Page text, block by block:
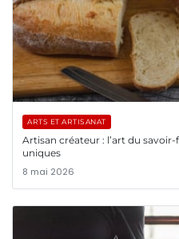
ARTS ET ARTISANAT
Artisan créateur : l’art du
uniques
8 mai 2026